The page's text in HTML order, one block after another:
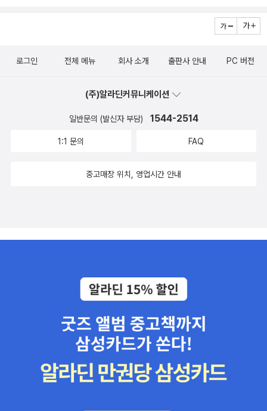
로그인 전체 메뉴 회사 소개 출판사 안내 PC 버전
(주)알라딘커뮤니케이션
일반문의 (발신자 부담) 1544-2514
1:1 문의 FAQ
중고매장 위치, 영업시간 안내